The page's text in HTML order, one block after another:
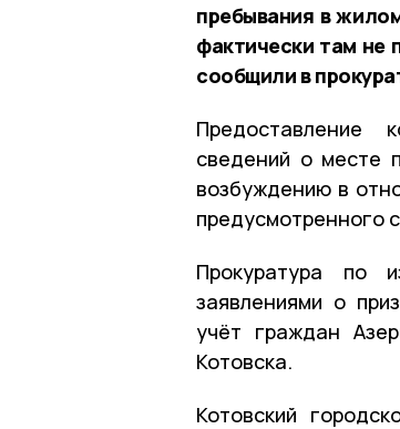
пребывания в
фактически там не
сообщили в
Предоставление
сведений о месте
возбуждению в
предусмотренного
Прокуратура по
заявлениями о
учёт граждан
Котовска.
Котовский